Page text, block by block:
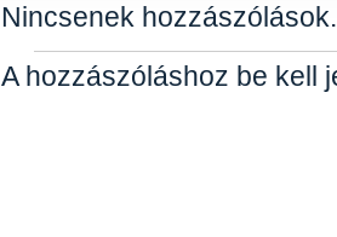
Nincsenek hozzászólások.
A hozzászóláshoz be kell